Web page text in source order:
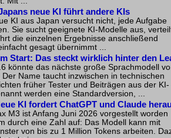
neue KI führt andere KIs
KI aus Japan versucht nicht, jede Aufgabe
Sie sucht geeignete KI-Modelle aus,
die einzelnen Ergebnisse anschließend
gesagt übernimmt ...
Start: Das steckt wirklich hinter den
könnte das nächste große Sprachmodell
Name taucht inzwischen in technischen
früher Tester und Beiträgen aus der KI-
werden eine Standardversion, ...
KI fordert ChatGPT und Claude
M3 ist Anfang Juni 2026 vorgestellt worden
durch eine Zahl auf: Das Modell kann mit
von bis zu 1 Million Tokens arbeiten.